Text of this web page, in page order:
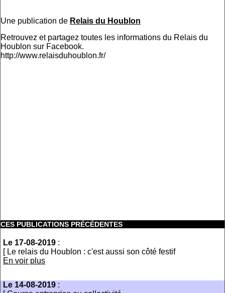
Une publication de Relais du Houblon
Retrouvez et partagez toutes les informations du Relais du
Houblon sur Facebook.
http://www.relaisduhoublon.fr/
CES PUBLICATIONS PRÉCÉDENTES
Le 17-08-2019 :
[ Le relais du Houblon : c'est aussi son côté festif
En voir plus
Le 14-08-2019 :